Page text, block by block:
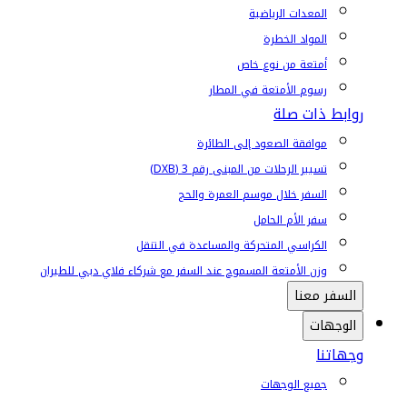
المعدات الرياضية
المواد الخطرة
أمتعة من نوع خاص
رسوم الأمتعة في المطار
روابط ذات صلة
موافقة الصعود إلى الطائرة
تسيير الرحلات من المبنى رقم 3 (DXB)
السفر خلال موسم العمرة والحج
سفر الأم الحامل
الكراسي المتحركة والمساعدة في التنقل
وزن الأمتعة المسموح عند السفر مع شركاء فلاي دبي للطيران
السفر معنا
الوجهات
وجهاتنا
جميع الوجهات